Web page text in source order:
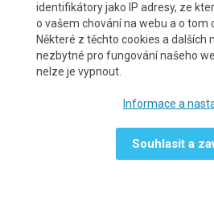
Možnosti
identifikátory jako IP adresy, ze
o vašem chování na webu a o tom
Některé z těchto cookies a dalších
nezbytné pro fungování našeho
nelze je vypnout.
Informace a
Souhlasit a